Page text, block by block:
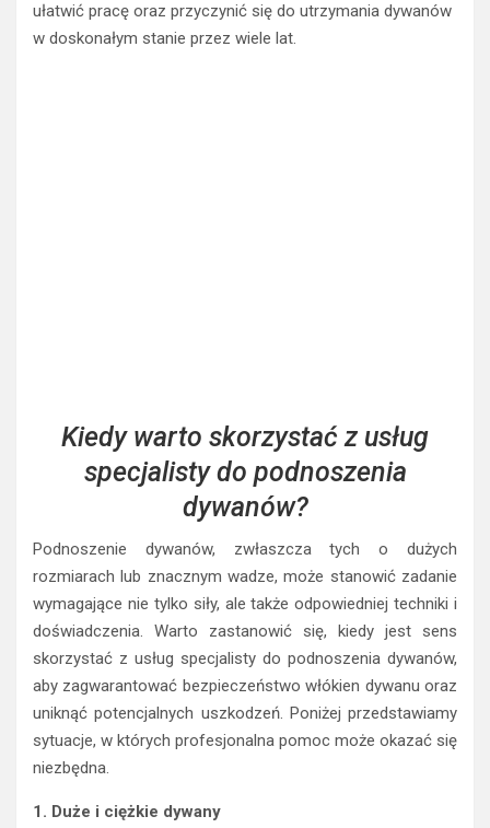
ułatwić pracę oraz przyczynić się do utrzymania dywanów
w doskonałym stanie przez wiele lat.
Kiedy warto skorzystać z usług
specjalisty do podnoszenia
dywanów?
Podnoszenie dywanów, zwłaszcza tych o dużych
rozmiarach lub znacznym wadze, może stanowić zadanie
wymagające nie tylko siły, ale także odpowiedniej techniki i
doświadczenia. Warto zastanowić się, kiedy jest sens
skorzystać z usług specjalisty do podnoszenia dywanów,
aby zagwarantować bezpieczeństwo włókien dywanu oraz
uniknąć potencjalnych uszkodzeń. Poniżej przedstawiamy
sytuacje, w których profesjonalna pomoc może okazać się
niezbędna.
1. Duże i ciężkie dywany